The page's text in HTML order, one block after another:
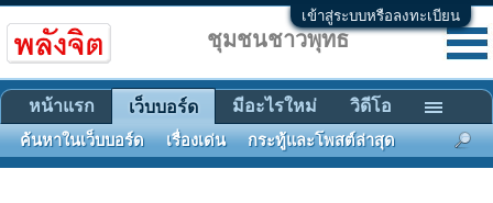
เข้าสู่ระบบหรือลงทะเบียน
ชุมชนชาวพุทธ
หน้าแรก เว็บบอร์ด
ค้นหาในเว็บบอร์ด เรื่องเด่น กระทู้และโพสต์ล่าสุด
มีอะไรใหม่ วิดีโอ